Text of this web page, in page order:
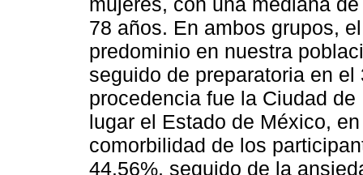
78 años. En ambos grupos,
predominio en nuestra
seguido de preparatoria en
procedencia fue la Ciudad
lugar el Estado de México,
comorbilidad de los
44.56%, seguido de la